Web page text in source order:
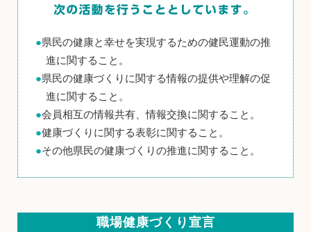
●県民の健康と幸せを実現するための健民運動の推
進に関すること。
●県民の健康づくりに関する情報の提供や理解の促
進に関すること。
●会員相互の情報共有、情報交換に関すること。
●健康づくりに関する表彰に関すること。
●その他県民の健康づくりの推進に関すること。
職場健康づくり宣言